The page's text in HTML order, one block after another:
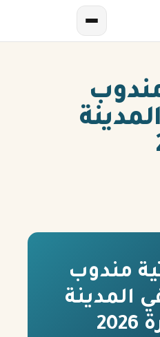
FR
PT
مندوب
المدينة